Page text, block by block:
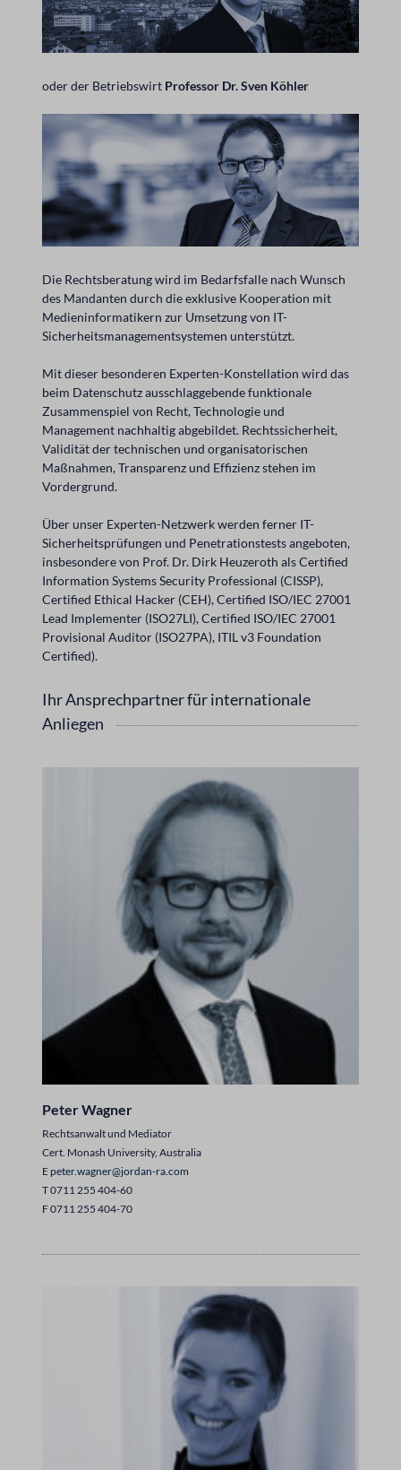
oder der Betriebswirt Professor Dr. Sven Köhler
Die Rechtsberatung wird im Bedarfsfalle nach Wunsch
des Mandanten durch die exklusive Kooperation mit
Medieninformatikern zur Umsetzung von IT-
Sicherheitsmanagementsystemen unterstützt.
Mit dieser besonderen Experten-Konstellation wird das
beim Datenschutz ausschlaggebende funktionale
Zusammenspiel von Recht, Technologie und
Management nachhaltig abgebildet. Rechtssicherheit,
Validität der technischen und organisatorischen
Maßnahmen, Transparenz und Effizienz stehen im
Vordergrund.
Über unser Experten-Netzwerk werden ferner IT-
Sicherheitsprüfungen und Penetrationstests angeboten,
insbesondere von Prof. Dr. Dirk Heuzeroth als Certified
Information Systems Security Professional (CISSP),
Certified Ethical Hacker (CEH), Certified ISO/IEC 27001
Lead Implementer (ISO27LI), Certified ISO/IEC 27001
Provisional Auditor (ISO27PA), ITIL v3 Foundation
Certified).
Ihr Ansprechpartner für internationale
Anliegen
Peter Wagner
Rechtsanwalt und Mediator
Cert. Monash University, Australia
Epeter.wagner@jordan-ra.com
T 0711 255 404-60
F 0711 255 404-70